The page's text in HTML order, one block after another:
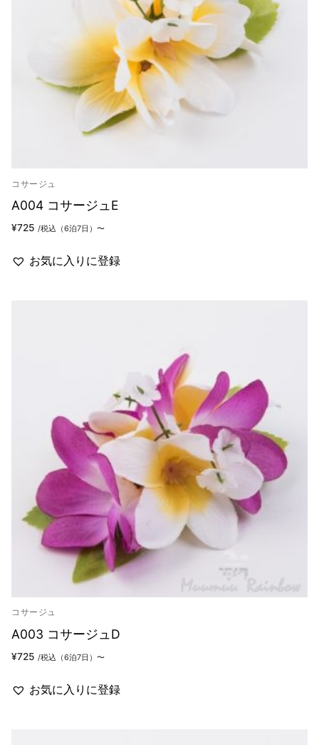
コサージュ
A004 コサージュE
¥725 /税込（6泊7日）〜
お気に入りに登録
コサージュ
A003 コサージュD
¥725 /税込（6泊7日）〜
お気に入りに登録